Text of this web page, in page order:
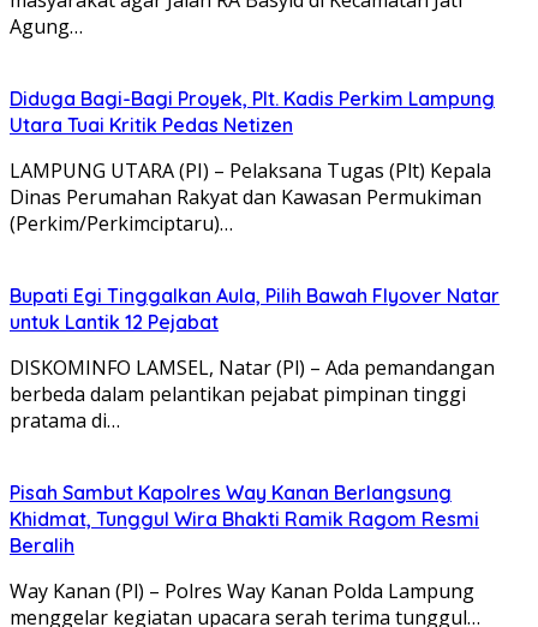
Agung…
Diduga Bagi-Bagi Proyek, Plt. Kadis Perkim Lampung
Utara Tuai Kritik Pedas Netizen
LAMPUNG UTARA (PI) – Pelaksana Tugas (Plt) Kepala
Dinas Perumahan Rakyat dan Kawasan Permukiman
(Perkim/Perkimciptaru)…
Bupati Egi Tinggalkan Aula, Pilih Bawah Flyover Natar
untuk Lantik 12 Pejabat
DISKOMINFO LAMSEL, Natar (Pl) – Ada pemandangan
berbeda dalam pelantikan pejabat pimpinan tinggi
pratama di…
Pisah Sambut Kapolres Way Kanan Berlangsung
Khidmat, Tunggul Wira Bhakti Ramik Ragom Resmi
Beralih
Way Kanan (Pl) – Polres Way Kanan Polda Lampung
menggelar kegiatan upacara serah terima tunggul…